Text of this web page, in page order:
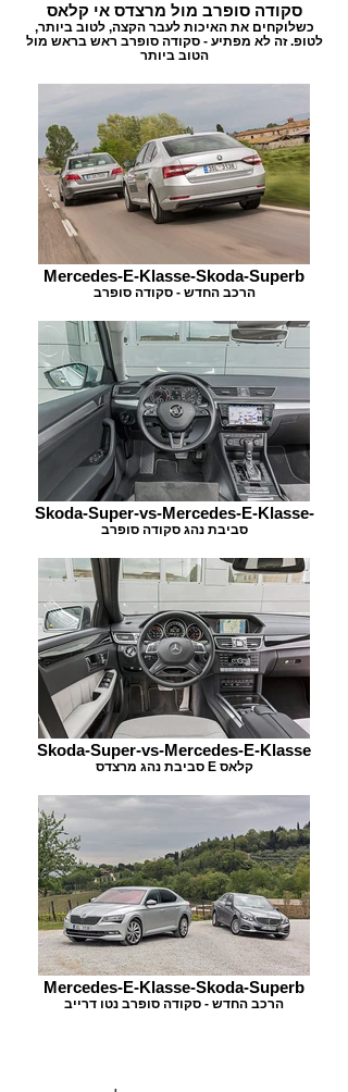
סקודה סופרב מול מרצדס אי קלאס
כשלוקחים את האיכות לעבר הקצה, לטוב ביותר,
לטופ. זה לא מפתיע - סקודה סופרב ראש בראש מול
הטוב ביותר
Mercedes-E-Klasse-Skoda-Superb
הרכב החדש - סקודה סופרב
Skoda-Super-vs-Mercedes-E-Klasse-
סביבת נהג סקודה סופרב
Skoda-Super-vs-Mercedes-E-Klasse
סביבת נהג מרצדס E קלאס
Mercedes-E-Klasse-Skoda-Superb
הרכב החדש - סקודה סופרב נטו דרייב